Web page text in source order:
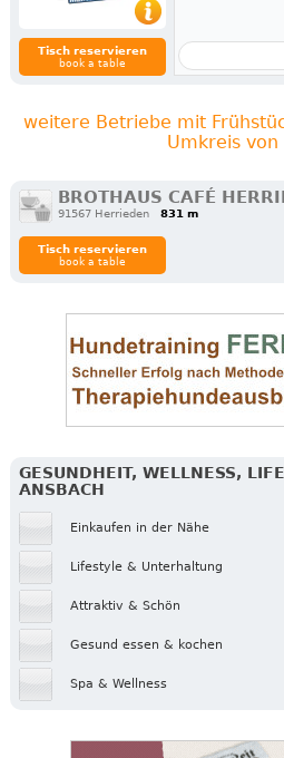
Tisch reservieren
book a table
weitere Betriebe mit
Umkreis von
BROTHAUS CAFÉ
91567 Herrieden 831 m
Tisch reservieren
book a table
GESUNDHEIT, WELLNESS,
ANSBACH
Einkaufen in der Nähe
Lifestyle & Unterhaltung
Attraktiv & Schön
Gesund essen & kochen
Spa & Wellness